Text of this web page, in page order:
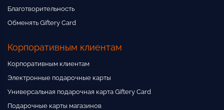
Благотворительность
Обменять Giftery Card
Корпоративным клиентам
Корпоративным клиентам
Электронные подарочные карты
Универсальная подарочная карта Giftery Card
Подарочные карты магазинов